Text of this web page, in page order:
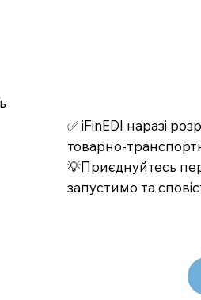
✅ iFinEDI наразі
товарно-
💡Приєднуйтесь
запустимо та